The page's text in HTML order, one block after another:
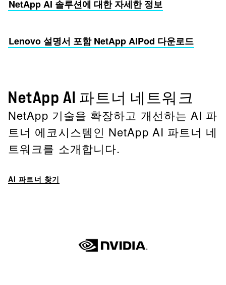
NetApp AI 솔루션에 대한 자세한 정보
Lenovo 설명서 포함 NetApp AIPod 다운로드
NetApp AI 파트너 네트워크
NetApp 기술을 확장하고 개선하는 AI 파
트너 에코시스템인 NetApp AI 파트너 네
트워크를 소개합니다.
AI 파트너 찾기